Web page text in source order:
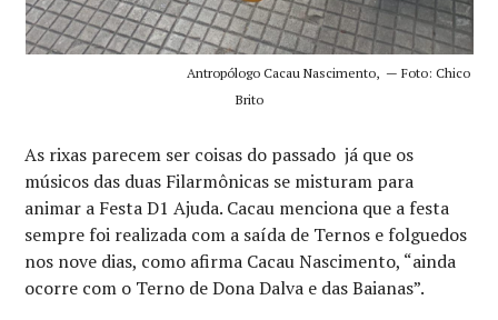
Antropólogo Cacau Nascimento, — Foto: Chico
Brito
As rixas parecem ser coisas do passado já que os
músicos das duas Filarmônicas se misturam para
animar a Festa D1 Ajuda. Cacau menciona que a festa
sempre foi realizada com a saída de Ternos e folguedos
nos nove dias, como afirma Cacau Nascimento, “ainda
ocorre com o Terno de Dona Dalva e das Baianas”.